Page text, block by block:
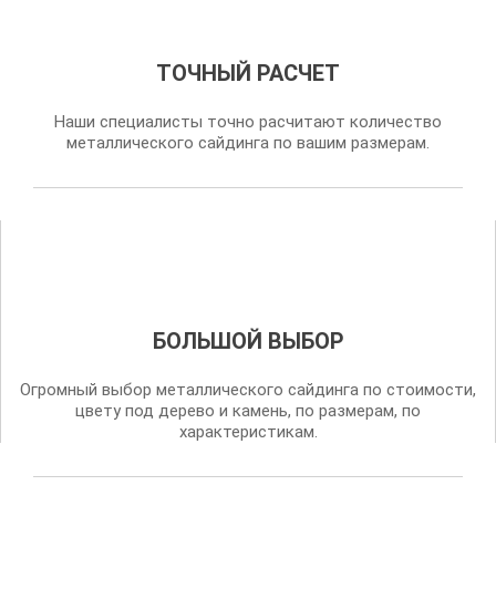
ТОЧНЫЙ РАСЧЕТ
Наши специалисты точно расчитают количество
металлического сайдинга по вашим размерам.
БОЛЬШОЙ ВЫБОР
Огромный выбор металлического сайдинга по стоимости,
цвету под дерево и камень, по размерам, по
характеристикам.